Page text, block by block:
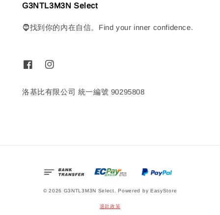
G3NTL3M3N Select
🧔找到你的內在自信。Find your inner confidence.
洛基比有限公司 統一編號 90295808
© 2026 G3NTL3M3N Select. Powered by EasyStore
退款政策